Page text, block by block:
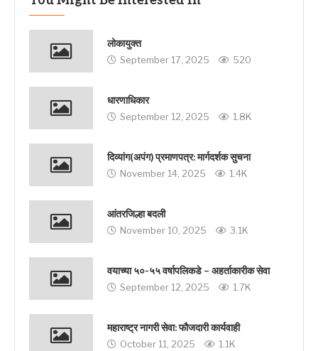
लोकायुक्त
September 17, 2025 520
धारणाधिकार
September 12, 2025 1.8K
दिव्यांग(अपंग) प्रमाणपत्र: मार्गदर्शक सुचना
November 14, 2025 1.4K
आंतरजिल्हा बदली
November 10, 2025 3.1K
वयाच्या ५०-५५ वर्षापलिकडे – अहर्ताकारीक सेवा
September 12, 2025 1.7K
महाराष्ट्र नागरी सेवा: फौजदारी कार्यवाही
October 11, 2025 1.1K